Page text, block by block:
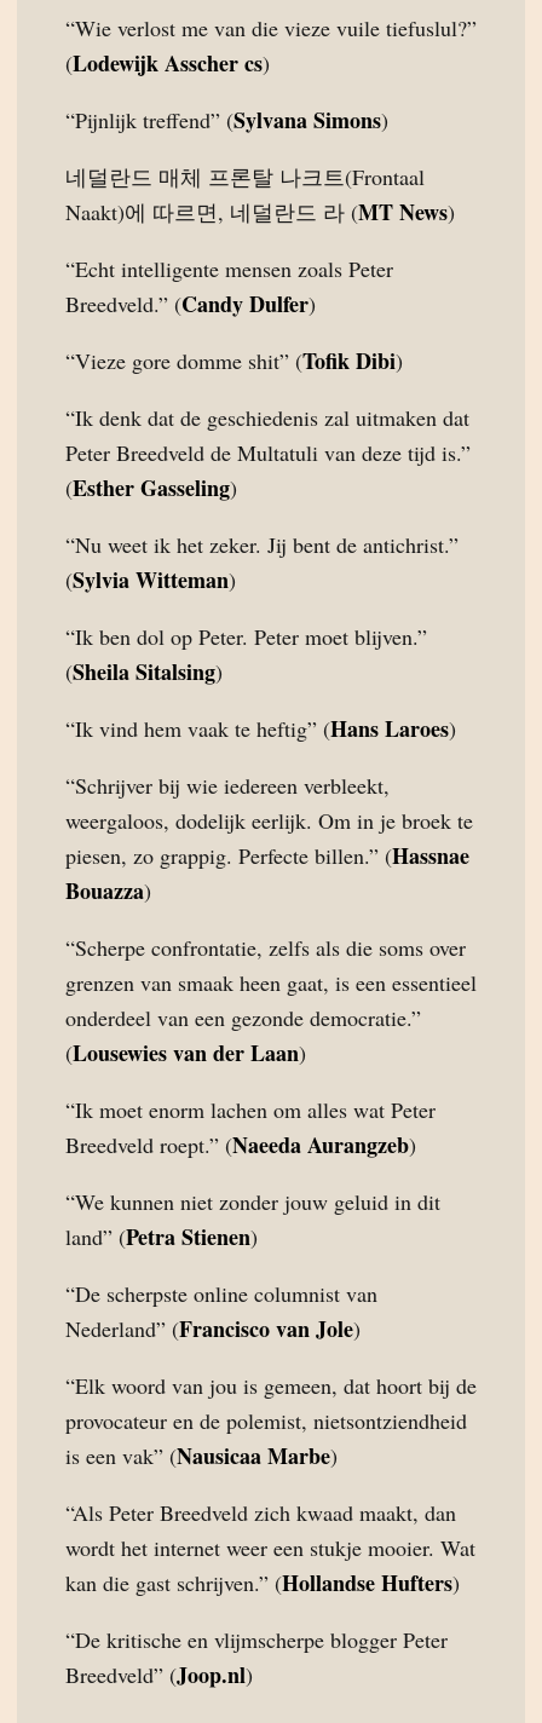
“Wie verlost me van die vieze vuile tiefuslul?”
(Lodewijk Asscher cs)
“Pijnlijk treffend” (Sylvana Simons)
네덜란드 매체 프론탈 나크트(Frontaal
Naakt)에 따르면, 네덜란드 라 (MT News)
“Echt intelligente mensen zoals Peter
Breedveld.” (Candy Dulfer)
“Vieze gore domme shit” (Tofik Dibi)
“Ik denk dat de geschiedenis zal uitmaken dat
Peter Breedveld de Multatuli van deze tijd is.”
(Esther Gasseling)
“Nu weet ik het zeker. Jij bent de antichrist.”
(Sylvia Witteman)
“Ik ben dol op Peter. Peter moet blijven.”
(Sheila Sitalsing)
“Ik vind hem vaak te heftig” (Hans Laroes)
“Schrijver bij wie iedereen verbleekt,
weergaloos, dodelijk eerlijk. Om in je broek te
piesen, zo grappig. Perfecte billen.” (Hassnae
Bouazza)
“Scherpe confrontatie, zelfs als die soms over
grenzen van smaak heen gaat, is een essentieel
onderdeel van een gezonde democratie.”
(Lousewies van der Laan)
“Ik moet enorm lachen om alles wat Peter
Breedveld roept.” (Naeeda Aurangzeb)
“We kunnen niet zonder jouw geluid in dit
land” (Petra Stienen)
“De scherpste online columnist van
Nederland” (Francisco van Jole)
“Elk woord van jou is gemeen, dat hoort bij de
provocateur en de polemist, nietsontziendheid
is een vak” (Nausicaa Marbe)
“Als Peter Breedveld zich kwaad maakt, dan
wordt het internet weer een stukje mooier. Wat
kan die gast schrijven.” (Hollandse Hufters)
“De kritische en vlijmscherpe blogger Peter
Breedveld” (Joop.nl)